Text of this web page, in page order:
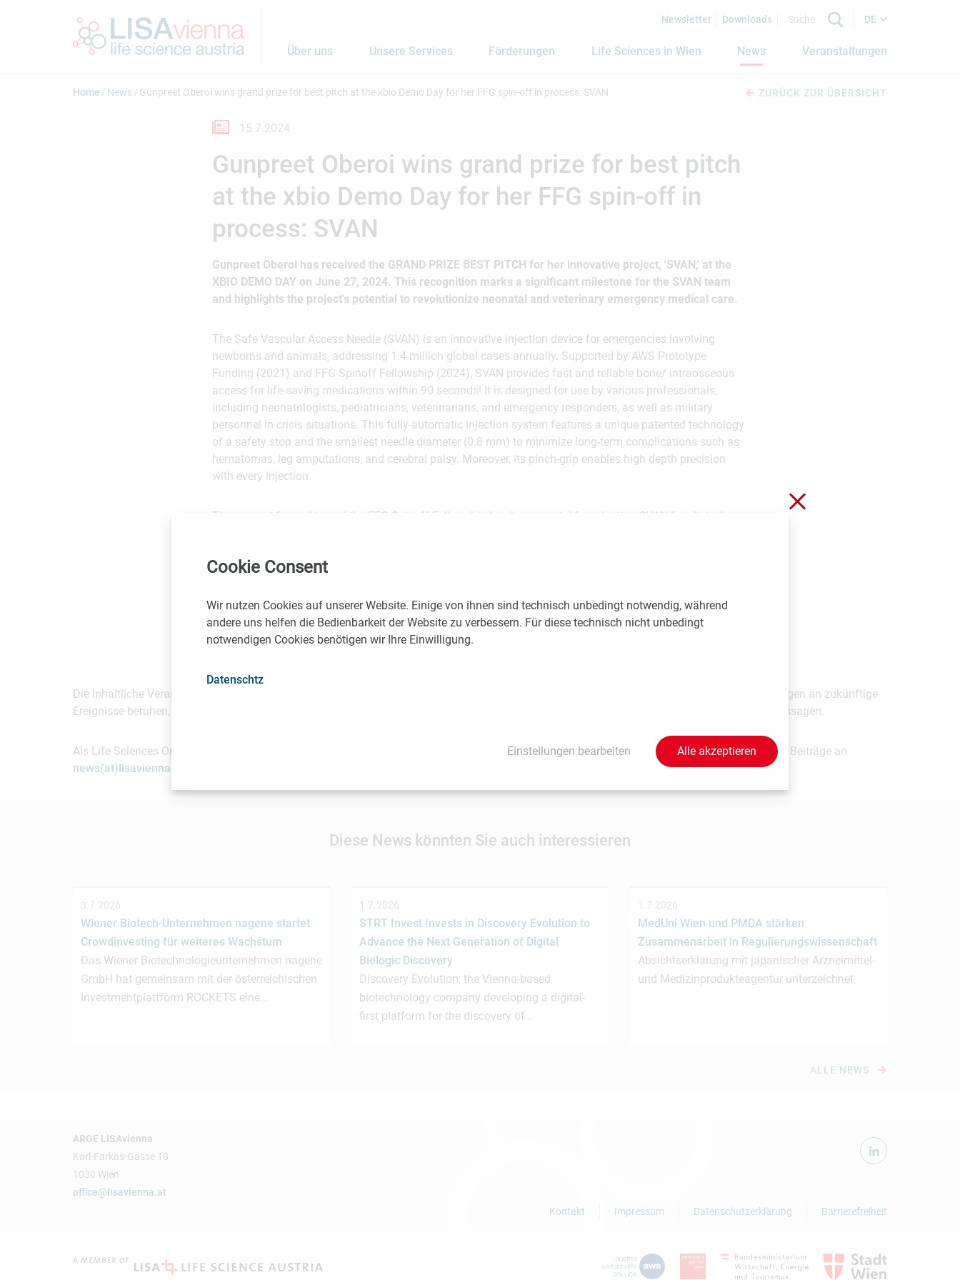
Newsletter Downloads DE
Über uns Unsere Services Förderungen Life Sciences in Wien News Veranstaltungen
Home News Gunpreet Oberoi wins grand prize for best pitch at the xbio Demo Day for her FFG spin-off in process: SVAN ZURÜCK ZUR ÜBERSICHT
15.7.2024
Gunpreet Oberoi wins grand prize for best pitch
at the xbio Demo Day for her FFG spin-off in
process: SVAN
Gunpreet Oberoi has received the GRAND PRIZE BEST PITCH for her innovative project, 'SVAN,' at the
XBIO DEMO DAY on June 27, 2024. This recognition marks a significant milestone for the SVAN team
and highlights the project's potential to revolutionize neonatal and veterinary emergency medical care.
The Safe Vascular Access Needle (SVAN) is an innovative injection device for emergencies involving
newborns and animals, addressing 1.4 million global cases annually. Supported by AWS Prototype
Funding (2021) and FFG Spinoff Fellowship (2024), SVAN provides fast and reliable bone/ intraosseous
access for life-saving medications within 90 seconds! It is designed for use by various professionals,
including neonatologists, pediatricians, veterinarians, and emergency responders, as well as military
personnel in crisis situations. This fully-automatic injection system features a unique patented technology
of a safety stop and the smallest needle diameter (0.8 mm) to minimize long-term complications such as
hematomas, leg amputations, and cerebral palsy. Moreover, its pinch-grip enables high depth precision
with every injection.
The support from xbio and the FFG Spinoff Fellowship has been crucial for adapting SVAN for clinical
Dr. Gunpreet Oberoi, PhD
gunpreet.oberoi(at)meduniwien.ac.at
Die inhaltliche Verantwortung für diesen Beitrag liegt ausschließlich beim Aussender. Beiträge können Vorhersagen enthalten, die auf Erwartungen an zukünftige
Ereignisse beruhen, die zur Zeit der Erstellung des Beitrags in Aussicht standen. Bitte verlassen Sie sich nicht auf diese zukunftsgerichteten Aussagen.
Als Life Sciences Organisation mit Sitz in Wien möchten Sie, dass LISAvienna auf Ihre News und Events hinweist? Senden Sie uns einfach Ihre Beiträge an
news(at)lisavienna.at
Diese News könnten Sie auch interessieren
3.7.2026
Wiener Biotech-Unternehmen nagene startet
Crowdinvesting für weiteres Wachstum
Das Wiener Biotechnologieunternehmen nagene
GmbH hat gemeinsam mit der österreichischen
Investmentplattform ROCKETS eine…
1.7.2026
STRT Invest Invests in Discovery Evolution to
Advance the Next Generation of Digital
Biologic Discovery
Discovery Evolution, the Vienna-based
biotechnology company developing a digital-
first platform for the discovery of…
1.7.2026
MedUni Wien und PMDA stärken
Zusammenarbeit in Regulierungswissenschaft
Absichtserklärung mit japanischer Arzneimittel-
und Medizinprodukteagentur unterzeichnet
ALLE NEWS
ARGE LISAvienna
Karl-Farkas-Gasse 18
1030 Wien
office@lisavienna.at
Kontakt
Impressum Datenschutzerklärung Barrierefreiheit
Schließen ohne zu
Cookie Consent
Wir nutzen Cookies auf unserer Website. Einige von ihnen sind technisch unbedingt notwendig, während
andere uns helfen die Bedienbarkeit der Website zu verbessern. Für diese technisch nicht unbedingt
notwendigen Cookies benötigen wir Ihre Einwilligung.
Datenschtz
Einstellungen bearbeiten Alle akzeptieren